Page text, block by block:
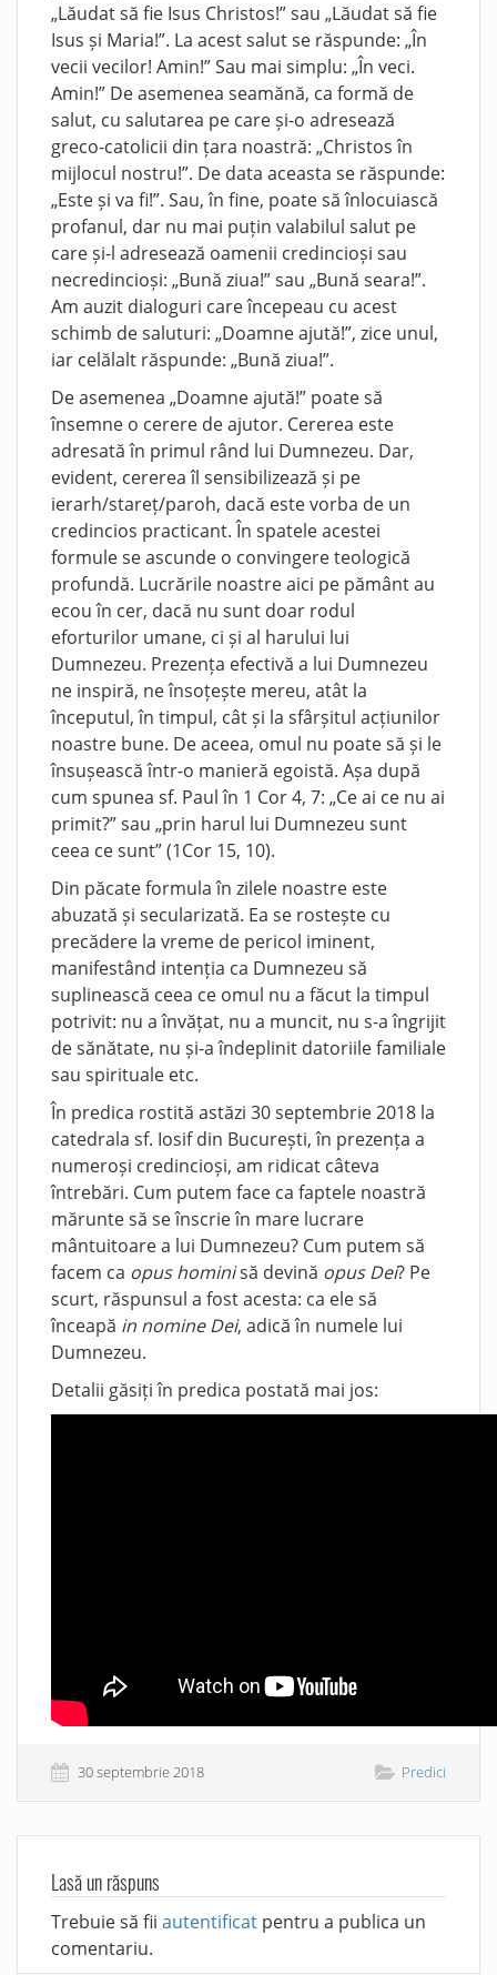
„Lăudat să fie Isus Christos!” sau „Lăudat să fie
Isus și Maria!”. La acest salut se răspunde: „În
vecii vecilor! Amin!” Sau mai simplu: „În veci.
Amin!” De asemenea seamănă, ca formă de
salut, cu salutarea pe care și-o adresează
greco-catolicii din țara noastră: „Christos în
mijlocul nostru!”. De data aceasta se răspunde:
„Este și va fi!”. Sau, în fine, poate să înlocuiască
profanul, dar nu mai puțin valabilul salut pe
care și-l adresează oamenii credincioși sau
necredincioși: „Bună ziua!” sau „Bună seara!”.
Am auzit dialoguri care începeau cu acest
schimb de saluturi: „Doamne ajută!”, zice unul,
iar celălalt răspunde: „Bună ziua!”.
De asemenea „Doamne ajută!” poate să
însemne o cerere de ajutor. Cererea este
adresată în primul rând lui Dumnezeu. Dar,
evident, cererea îl sensibilizează și pe
ierarh/stareț/paroh, dacă este vorba de un
credincios practicant. În spatele acestei
formule se ascunde o convingere teologică
profundă. Lucrările noastre aici pe pământ au
ecou în cer, dacă nu sunt doar rodul
eforturilor umane, ci și al harului lui
Dumnezeu. Prezența efectivă a lui Dumnezeu
ne inspiră, ne însoțește mereu, atât la
începutul, în timpul, cât și la sfârșitul acțiunilor
noastre bune. De aceea, omul nu poate să și le
însușească într-o manieră egoistă. Așa după
cum spunea sf. Paul în 1 Cor 4, 7: „Ce ai ce nu ai
primit?” sau „prin harul lui Dumnezeu sunt
ceea ce sunt” (1Cor 15, 10).
Din păcate formula în zilele noastre este
abuzată și secularizată. Ea se rostește cu
precădere la vreme de pericol iminent,
manifestând intenția ca Dumnezeu să
suplinească ceea ce omul nu a făcut la timpul
potrivit: nu a învățat, nu a muncit, nu s-a îngrijit
de sănătate, nu și-a îndeplinit datoriile familiale
sau spirituale etc.
În predica rostită astăzi 30 septembrie 2018 la
catedrala sf. Iosif din București, în prezența a
numeroși credincioși, am ridicat câteva
întrebări. Cum putem face ca faptele noastră
mărunte să se înscrie în mare lucrare
mântuitoare a lui Dumnezeu? Cum putem să
facem ca opus hominisă devină opus Dei? Pe
scurt, răspunsul a fost acesta: ca ele să
înceapă in nomine Dei, adică în numele lui
Dumnezeu.
Detalii găsiți în predica postată mai jos:
30 septembrie 2018 Predici
Lasă un răspuns
Trebuie să fii autentificat pentru a publica un
comentariu.